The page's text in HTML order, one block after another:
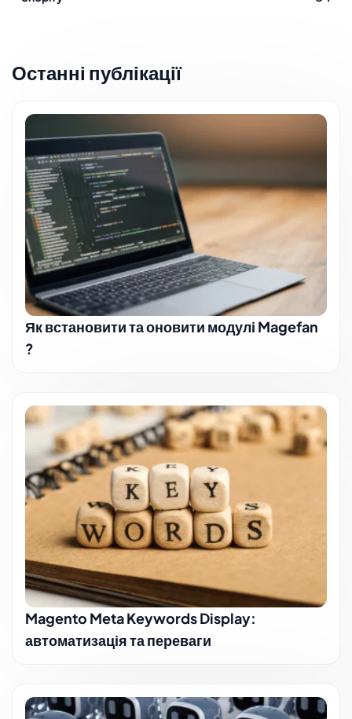
Останні публікації
Як встановити та оновити модулі Magefan
?
Magento Meta Keywords Display:
автоматизація та переваги